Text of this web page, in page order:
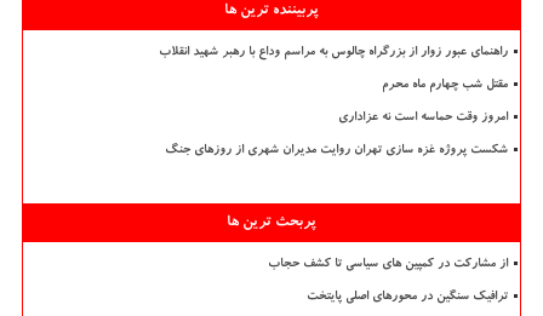
پربیننده ترین ها
راهنمای عبور زوار از بزرگراه چالوس به مراسم وداع با رهبر شهید انقلاب
مقتل شب چهارم ماه محرم
امروز وقت حماسه است نه عزاداری
شکست پروژه غزه سازی تهران روایت مدیران شهری از روزهای جنگ
پربحث ترین ها
از مشارکت در کمپین های سیاسی تا کشف حجاب
ترافیک سنگین در محورهای اصلی پایتخت